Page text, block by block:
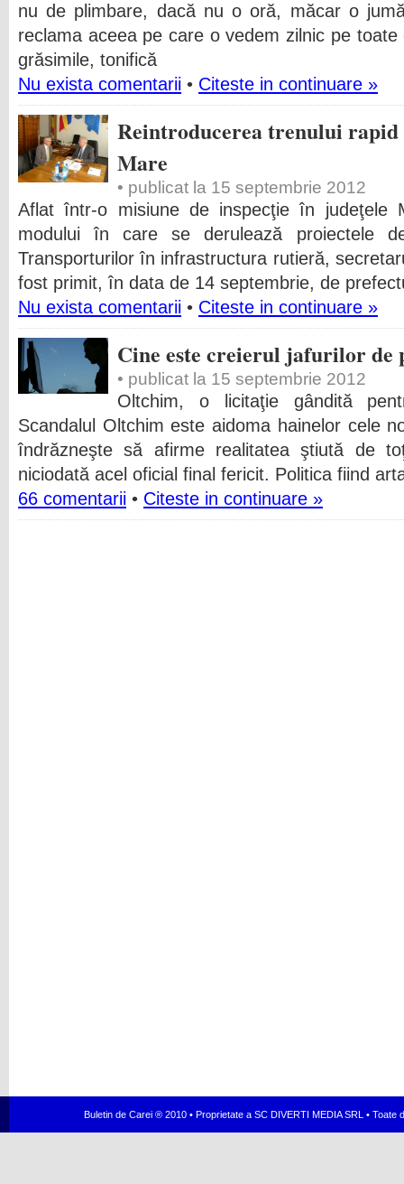
nu de plimbare, dacă nu o oră, măcar o
reclama aceea pe care o vedem zilnic pe
grăsimile, tonifică
Nu exista comentarii • Citeste in continuare »
Reintroducerea trenului
Mare
• publicat la 15 septembrie 2012
Aflat într-o misiune de inspecţie în judeţele
modului în care se derulează proiectele
Transporturilor în infrastructura rutieră,
fost primit, în data de 14 septembrie, de
Nu exista comentarii • Citeste in continuare »
Cine este creierul jafurilor de
• publicat la 15 septembrie 2012
Oltchim, o licitaţie gândită
Scandalul Oltchim este aidoma hainelor cele
îndrăzneşte să afirme realitatea ştiută de
niciodată acel oficial final fericit. Politica fiind
66 comentarii • Citeste in continuare »
Buletin de Carei ® 2010 • Proprietate a SC DIVERTI MEDIA SRL •